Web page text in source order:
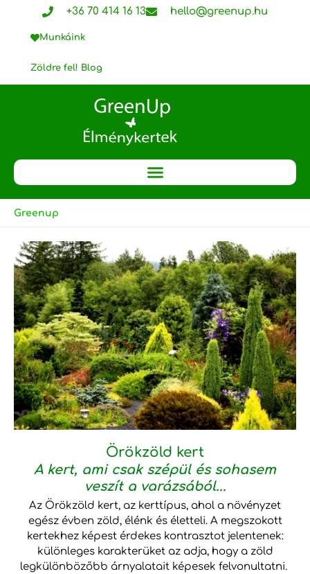
content
+36 70 414 16 13 hello@greenup.hu
Munkáink
Zöldre fel! Blog
Greenup
Örökzöld kert
A kert, ami csak szépül és sohasem
veszít a varázsából...
Az Örökzöld kert, az kerttípus, ahol a növényzet
egész évben zöld, élénk és életteli. A megszokott
kertekhez képest érdekes kontrasztot jelentenek:
különleges karakterüket az adja, hogy a zöld
legkülönbözőbb árnyalatait képesek felvonultatni.